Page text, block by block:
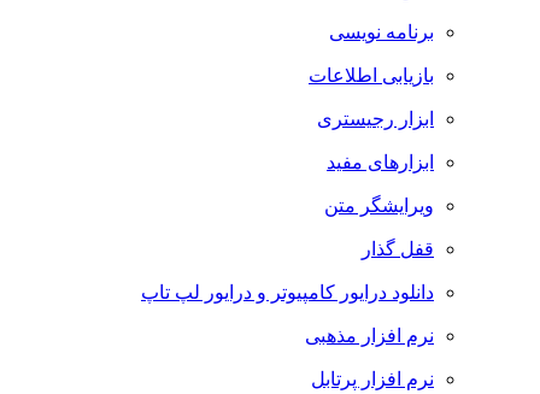
برنامه نویسی
بازیابی اطلاعات
ابزار رجیستری
ابزارهای مفید
ویرایشگر متن
قفل گذار
دانلود درایور کامپیوتر و درایور لپ تاپ
نرم افزار مذهبی
نرم افزار پرتابل